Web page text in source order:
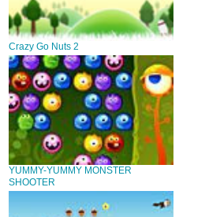
Crazy Go Nuts 2
YUMMY-YUMMY MONSTER
SHOOTER